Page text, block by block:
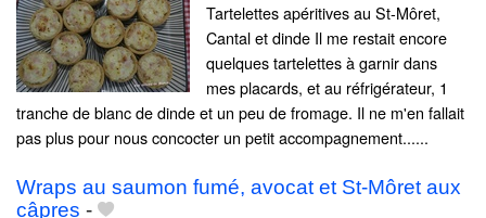
Tartelettes apéritives au St-Môret,
Cantal et dinde Il me restait encore
quelques tartelettes à garnir dans
mes placards, et au réfrigérateur, 1
tranche de blanc de dinde et un peu de fromage. Il ne m'en fallait
pas plus pour nous concocter un petit accompagnement......
Wraps au saumon fumé, avocat et St-Môret aux
câpres -